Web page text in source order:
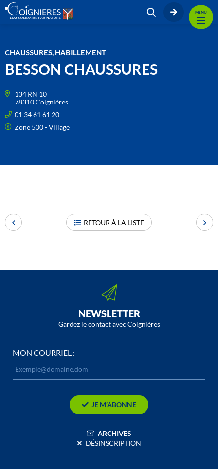
MENU
CHAUSSURES, HABILLEMENT
BESSON CHAUSSURES
134 RN 10
78310 Coignières
01 34 61 61 20
Zone 500 - Village
RETOUR À LA LISTE
NEWSLETTER
Gardez le contact avec Coignières
MON COURRIEL :
JE M’ABONNE
ARCHIVES
DÉSINSCRIPTION